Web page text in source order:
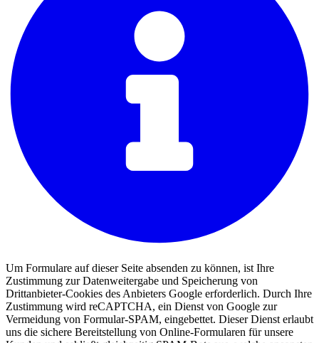
Um Formulare auf dieser Seite absenden zu können, ist Ihre
Zustimmung zur Datenweitergabe und Speicherung von
Drittanbieter-Cookies des Anbieters Google erforderlich. Durch Ihre
Zustimmung wird reCAPTCHA, ein Dienst von Google zur
Vermeidung von Formular-SPAM, eingebettet. Dieser Dienst erlaubt
uns die sichere Bereitstellung von Online-Formularen für unsere